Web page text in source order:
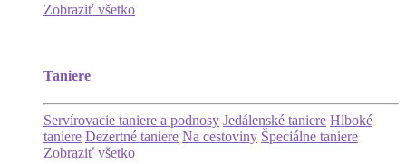
Zobraziť všetko
Taniere
Servírovacie taniere a podnosy Jedálenské taniere Hlboké
taniere Dezertné taniere Na cestoviny Špeciálne taniere
Zobraziť všetko